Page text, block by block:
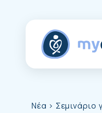
Νέα > Σεμινάριο